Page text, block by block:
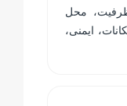
محل
ایمنی،